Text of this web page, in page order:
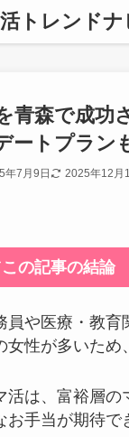
トレンドナ
青森で成功
ートプラン
年7月9日 2025年12月
この記事の結論
員や医療・教育
女性が多いため
活は、富裕層の
お手当が期待で